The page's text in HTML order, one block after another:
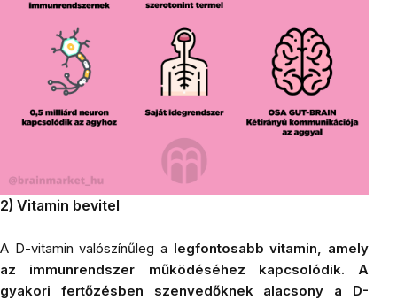
2) Vitamin bevitel
A D-vitamin valószínűleg a legfontosabb vitamin, amely
az immunrendszer működéséhez kapcsolódik. A
gyakori fertőzésben szenvedőknek alacsony a D-